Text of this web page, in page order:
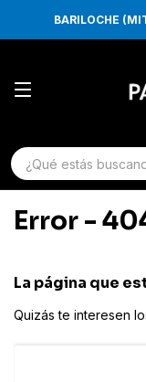
BARILOCHE
Error -
La página que
Quizás te interesen